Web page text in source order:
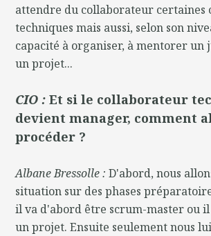
attendre du collaborateur certaines
techniques mais aussi, selon son
capacité à organiser, à mentorer
un projet...
CIO :Et si le collaborateur
devient manager, comment
procéder ?
Albane Bressolle :D'abord, nous
situation sur des phases
il va d'abord être scrum-master ou
un projet. Ensuite seulement nous